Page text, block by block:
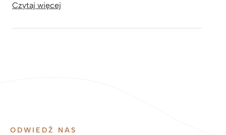
Czytaj więcej
ODWIEDŹ NAS